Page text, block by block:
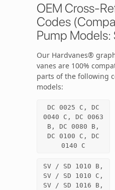
OEM Cross-
Codes
Pump Models:
Our Hardvanes®
vanes are 100%
parts of the following
models:
DC 0025 C, DC
0040 C, DC 0063
B, DC 0080 B,
DC 0100 C, DC
0140 C
SV / SD 1010 B,
SV / SD 1010 C,
SV / SD 1016 B,